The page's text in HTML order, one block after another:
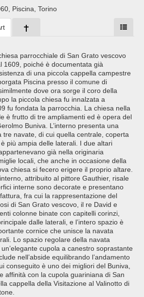
Piscina, Torino
parrocchiale di San Grato vescovo
1609, poiché è documentata già
di una piccola cappella campestre
Piscina presso il comune di
dove ora sorge il coro della
la piccola chiesa fu innalzata a
fu fondata la parrocchia. La chiesa nella
è frutto di tre ampliamenti ed è opera del
Buniva. L’interno presenta una
tre navate, di cui quella centrale, coperta
più ampia delle laterali. I due altari
già nella originaria
locali, che anche in occasione della
chiesa si fecero erigere il proprio altare.
attribuito al pittore Gauthier, risale
interne sono decorate e presentano
fra cui la rappresentazione del
di San Grato vescovo, il re David e
colonne binate con capitelli corinzi,
dalle laterali, e l’intero spazio è
cornice che unisce la navata
Lo spazio regolare della navata
cupola a canestro soprastante
nell’abside equilibrando l’andamento
conseguito è uno dei migliori del Buniva,
affinità con la cupola guariniana di San
cappella della Visitazione al Valinotto di